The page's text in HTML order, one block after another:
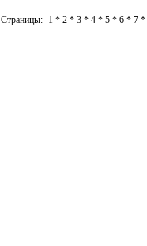
Страницы: 1 * 2 * 3 * 4 * 5 * 6 * 7 *